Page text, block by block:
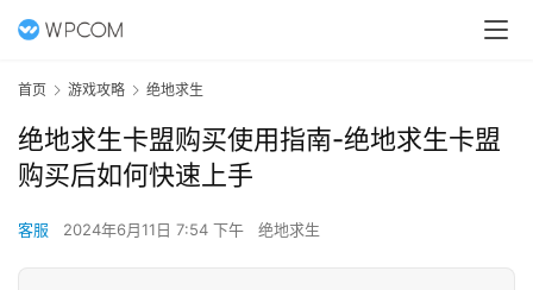
首页 游戏攻略 绝地求生
绝地求生卡盟购买使用指南-绝地求生卡盟
购买后如何快速上手
客服 2024年6月11日 7:54 下午 绝地求生